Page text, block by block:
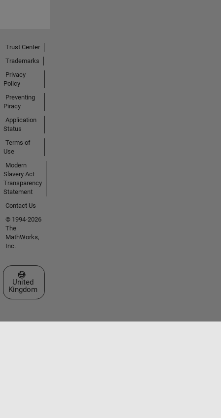
Trust Center
Trademarks
Privacy
Policy
Preventing
Piracy
Application
Status
Terms of
Use
Modern
Slavery Act
Transparency
Statement
Contact Us
© 1994-2026
The
MathWorks,
Inc.
Select a Web Site
United
Kingdom